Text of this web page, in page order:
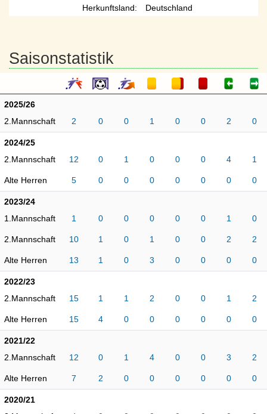
Herkunftsland:
Deutschland
Saisonstatistik
2025/26
2.Mannschaft
2 0 0 1 0 0 2 0
2024/25
2.Mannschaft
12 0 1 0 0 0 4 1
Alte Herren 5 0 0 0 0 0 0 0
2023/24
1.Mannschaft
1 0 0 0 0 0 1 0
2.Mannschaft 10 1 0 1 0 0 2 2
Alte Herren 13 1 0 3 0 0 0 0
2022/23
2.Mannschaft
15 1 1 2 0 0 1 2
Alte Herren 15 4 0 0 0 0 0 0
2021/22
2.Mannschaft
12 0 1 4 0 0 3 2
Alte Herren 7 2 0 0 0 0 0 0
2020/21